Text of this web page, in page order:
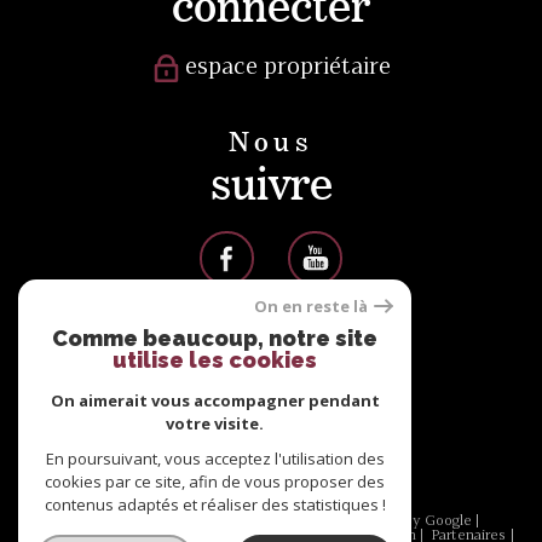
espace propriétaire
Nous
suivre
Nous
adhérons
© 2026 | Tous droits réservés | Traduction powered by Google |
Nos honoraires
Plan du site Mentions légales Admin Partenaires
On en reste là
Comme beaucoup, notre site
utilise les cookies
On aimerait vous accompagner pendant
votre visite.
En poursuivant, vous acceptez l'utilisation des
cookies par ce site, afin de vous proposer des
contenus adaptés et réaliser des statistiques !